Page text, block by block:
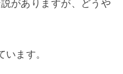
がありますが、どうや
ます。